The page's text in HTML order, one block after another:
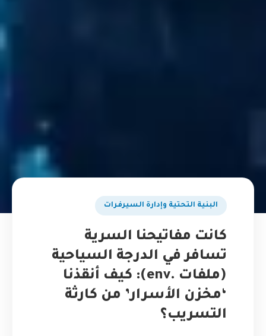
البنية التحتية وإدارة السيرفرات
كانت مفاتيحنا السرية
تسافر في الدرجة السياحية
(ملفات .env): كيف أنقذنا
‘مخزن الأسرار’ من كارثة
التسريب؟